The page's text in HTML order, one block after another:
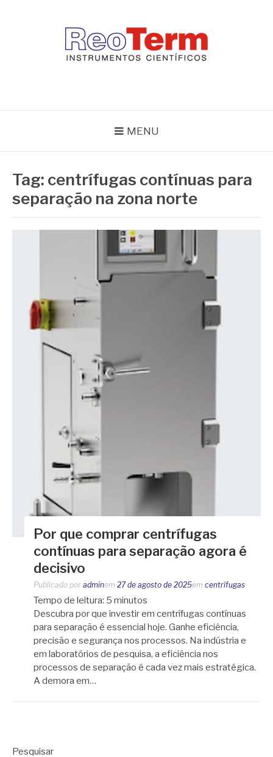
MENU
Tag: centrífugas contínuas para
separação na zona norte
Por que comprar centrífugas
contínuas para separação agora é
decisivo
Publicado por adminem 27 de agosto de 2025em centrífugas
Tempo de leitura: 5 minutos
Descubra por que investir em centrífugas contínuas
para separação é essencial hoje. Ganhe eficiência,
precisão e segurança nos processos. Na indústria e
em laboratórios de pesquisa, a eficiência nos
processos de separação é cada vez mais estratégica.
A demora em…
Pesquisar